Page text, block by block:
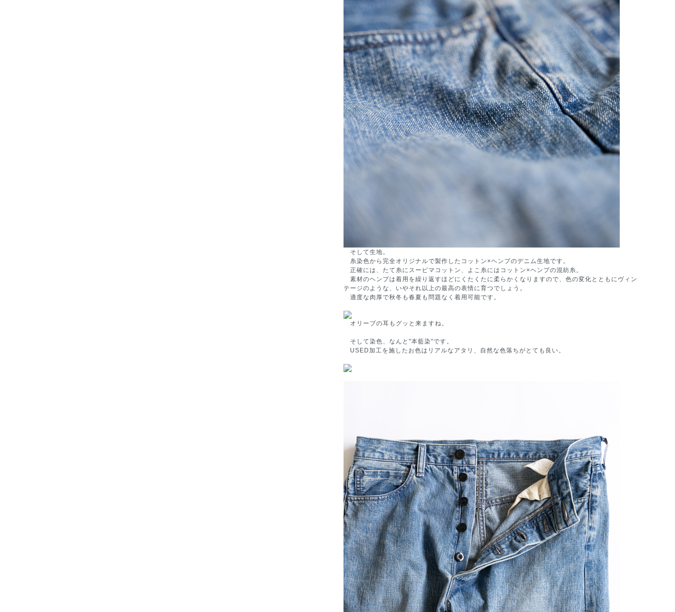
そして生地。
糸染色から完全オリジナルで製作したコットン×ヘンプのデニム生地です。
正確には、たて糸にスーピマコットン、よこ糸にはコットン×ヘンプの混紡糸。
素材のヘンプは着用を繰り返すほどにくたくたに柔らかくなりますので、色の変化とともにヴィン
テージのような、いやそれ以上の最高の表情に育つでしょう。
適度な肉厚で秋冬も春夏も問題なく着用可能です。
オリーブの耳もグッと来ますね。
そして染色、なんと"本藍染"です。
USED加工を施したお色はリアルなアタリ、自然な色落ちがとても良い。